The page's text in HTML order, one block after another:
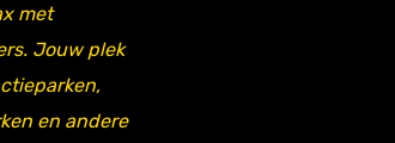
met
Jouw plek
en andere